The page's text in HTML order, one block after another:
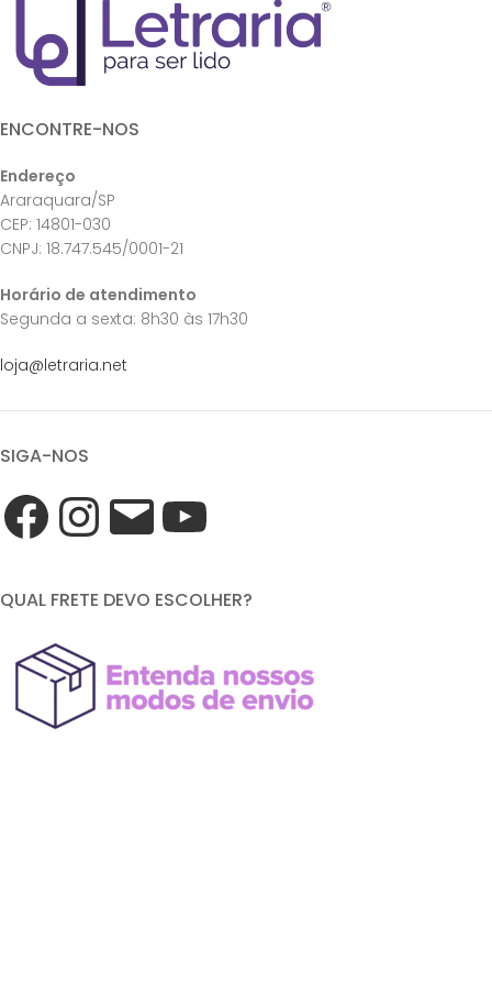
ENCONTRE-NOS
Endereço
Araraquara/SP
CEP: 14801-030
CNPJ: 18.747.545/0001-21
Horário de atendimento
Segunda a sexta: 8h30 às 17h30
loja@letraria.net
SIGA-NOS
QUAL FRETE DEVO ESCOLHER?